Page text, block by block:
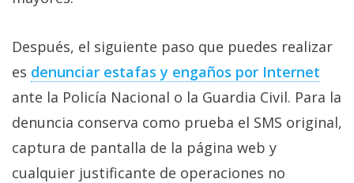
Después, el siguiente paso que puedes realizar
es denunciar estafas y engaños por Internet‎
ante la Policía Nacional o la Guardia Civil. Para la
denuncia conserva como prueba el SMS original,
captura de pantalla de la página web y
cualquier justificante de operaciones no